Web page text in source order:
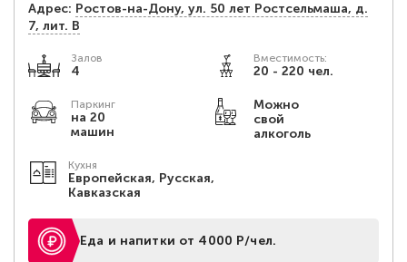
Адрес: Ростов-на-Дону, ул. 50 лет Ростсельмаша, д.
7, лит. В
Залов
4
Вместимость:
20 - 220 чел.
Паркинг
на 20
машин
Можно
свой
алкоголь
Кухня
Европейская, Русская,
Кавказская
Еда и напитки от 4000 Р/чел.